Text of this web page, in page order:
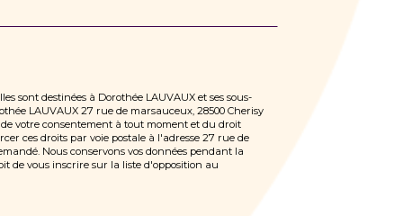
sont destinées à Dorothée LAUVAUX et ses sous-
LAUVAUX 27 rue de marsauceux, 28500 Cherisy
de votre consentement à tout moment et du droit
ces droits par voie postale à l'adresse 27 rue de
Nous conservons vos données pendant la
de vous inscrire sur la liste d'opposition au